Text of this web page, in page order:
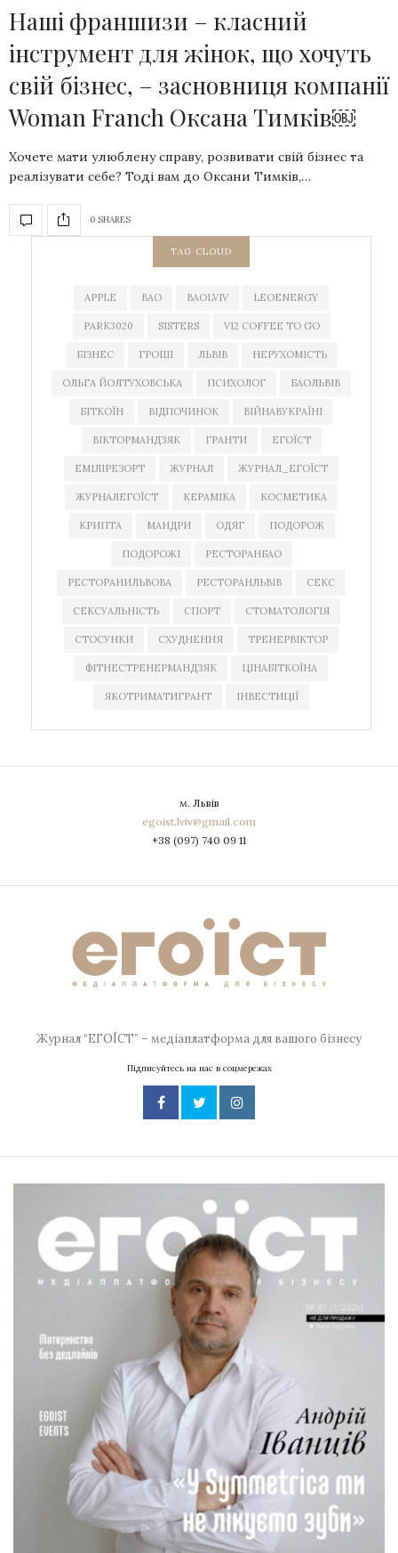
Наші франшизи – класний
інструмент для жінок, що хочуть
свій бізнес, – засновниця компанії
Woman Franch Оксана Тимків￼
Хочете мати улюблену справу, розвивати свій бізнес та
реалізувати себе? Тоді вам до Оксани Тимків,…
0 SHARES
TAG CLOUD
APPLE BAO BAOLVIV LEOENERGY
PARK3020 SISTERS V12 COFFEE TO GO
БІЗНЕС ГРОШІ ЛЬВІВ НЕРУХОМІСТЬ
ОЛЬГА ЙОЛТУХОВСЬКА ПСИХОЛОГ БАОЛЬВІВ
БІТКОЇН ВІДПОЧИНОК ВІЙНАВУКРАЇНІ
ВІКТОРМАНДЗЯК ГРАНТИ ЕГОЇСТ
ЕМІЛІРЕЗОРТ ЖУРНАЛ ЖУРНАЛ_ЕГОЇСТ
ЖУРНАЛЕГОЇСТ КЕРАМІКА КОСМЕТИКА
КРИПТА МАНДРИ ОДЯГ ПОДОРОЖ
ПОДОРОЖІ РЕСТОРАНБАО
РЕСТОРАНИЛЬВОВА РЕСТОРАНЛЬВІВ СЕКС
СЕКСУАЛЬНІСТЬ СПОРТ СТОМАТОЛОГІЯ
СТОСУНКИ СХУДНЕННЯ ТРЕНЕРВІКТОР
ФІТНЕСТРЕНЕРМАНДЗЯК ЦІНАБІТКОЇНА
ЯКОТРИМАТИГРАНТ ІНВЕСТИЦІЇ
м. Львів
egoist.lviv@gmail.com
+38 (097) 740 09 11
Журнал “ЕГОЇСТ” – медіаплатформа для вашого бізнесу
Підписуйтесь на нас в соцмережах